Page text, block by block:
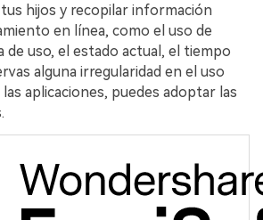
tus hijos y recopilar información
en línea, como el uso de
de uso, el estado actual, el tiempo
alguna irregularidad en el uso
aplicaciones, puedes adoptar las